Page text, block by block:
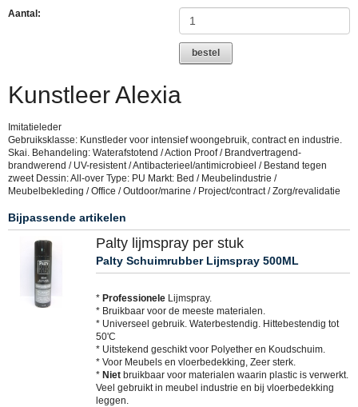
Aantal:
bestel
Kunstleer Alexia
Imitatieleder
Gebruiksklasse: Kunstleder voor intensief woongebruik, contract en industrie.
Skai. Behandeling: Waterafstotend / Action Proof / Brandvertragend-
brandwerend / UV-resistent / Antibacterieel/antimicrobieel / Bestand tegen
zweet Dessin: All-over Type: PU Markt: Bed / Meubelindustrie /
Meubelbekleding / Office / Outdoor/marine / Project/contract / Zorg/revalidatie
Bijpassende artikelen
Palty lijmspray per stuk
Palty Schuimrubber Lijmspray 500ML
* Professionele Lijmspray.
* Bruikbaar voor de meeste materialen.
* Universeel gebruik. Waterbestendig. Hittebestendig tot
50'C
* Uitstekend geschikt voor Polyether en Koudschuim.
* Voor Meubels en vloerbedekking, Zeer sterk.
* Niet bruikbaar voor materialen waarin plastic is verwerkt.
Veel gebruikt in meubel industrie en bij vloerbedekking
leggen.